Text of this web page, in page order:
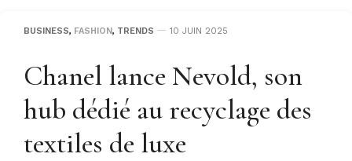
BUSINESS, FASHION, TRENDS 10 JUIN 2025
Chanel lance Nevold, son
hub dédié au recyclage des
textiles de luxe